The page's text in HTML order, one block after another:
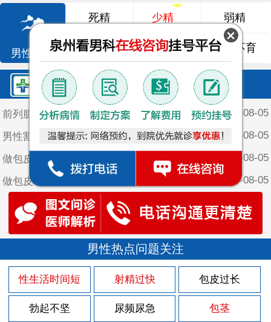
男性不育
死精 少精 弱精
精液异常 精子畸形 男性不育
鲤泉·最新文章
前列腺炎遗精的原因 2026-08-05
男性割包皮以后应该注意什么 2026-08-05
2026-08-05
做包皮手手术后要注意哪些 2026-08-05
男性包皮长会引起瘙痒吗 2026-08-05
男性有包皮是不是容易太敏感
前列腺炎起夜的原因
前列腺炎自然变化的原因 2026-07-30
男子的急性前列腺炎怎么护理 2026-07-29
男人前列腺炎的症状及治疗方法 2026-07-29
男性热点问题关注
性生活时间短 射精过快 包皮过长
勃起不坚 尿频尿急 包茎